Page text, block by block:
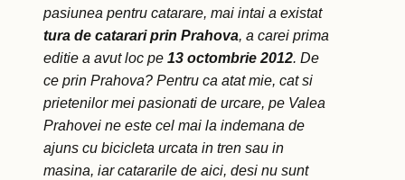
pasiunea pentru catarare, mai intai a existat
tura de catarari prin Prahova, a carei prima
editie a avut loc pe 13 octombrie 2012. De
ce prin Prahova? Pentru ca atat mie, cat si
prietenilor mei pasionati de urcare, pe Valea
Prahovei ne este cel mai la indemana de
ajuns cu bicicleta urcata in tren sau in
masina, iar catararile de aici, desi nu sunt